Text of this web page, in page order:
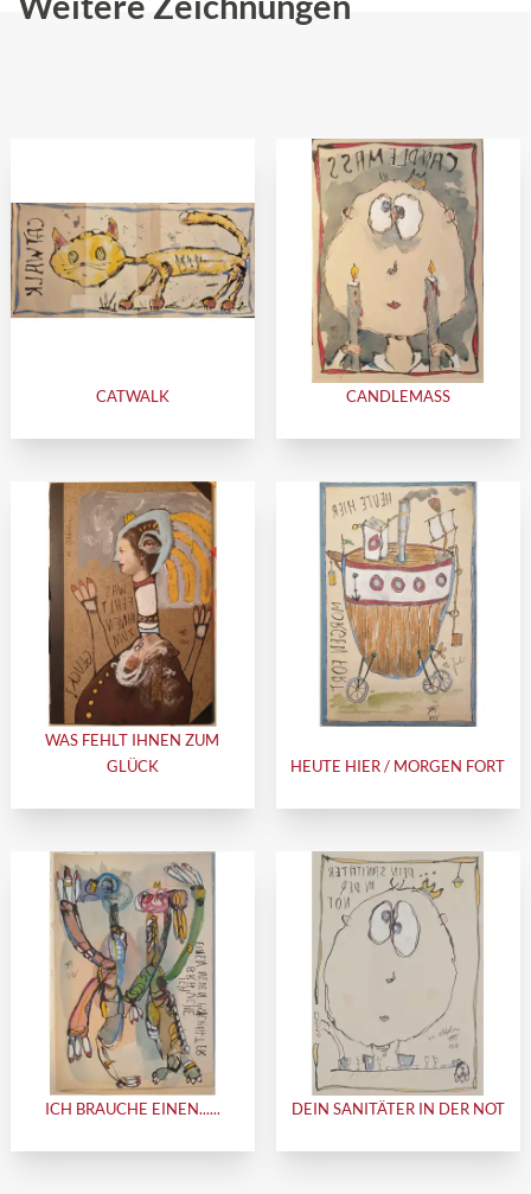
CATWALK CANDLEMASS
WAS FEHLT IHNEN ZUM
GLÜCK
HEUTE HIER / MORGEN FORT
ICH BRAUCHE EINEN...... DEIN SANITÄTER IN DER NOT